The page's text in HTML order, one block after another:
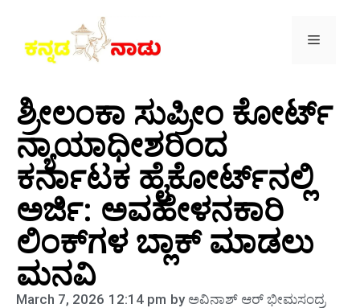
ಶ್ರೀಲಂಕಾ ಸುಪ್ರೀಂ ಕೋರ್ಟ್
ನ್ಯಾಯಾಧೀಶರಿಂದ
ಕರ್ನಾಟಕ ಹೈಕೋರ್ಟ್‌ನಲ್ಲಿ
ಅರ್ಜಿ: ಅವಹೇಳನಕಾರಿ
ಲಿಂಕ್‌ಗಳ ಬ್ಲಾಕ್ ಮಾಡಲು
ಮನವಿ
March 7, 2026 12:14 pm byಅವಿನಾಶ್‌ ಆರ್‌ ಭೀಮಸಂದ್ರ